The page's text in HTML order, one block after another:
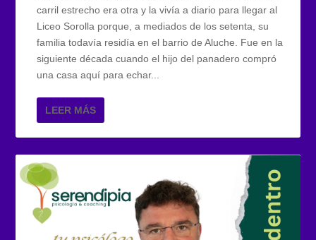
carril estrecho era otra y la vivía a diario para llegar al
Liceo Sorolla porque, a mediados de los setenta, su
familia todavía residía en el barrio de Aluche. Fue en la
siguiente década cuando el hijo del panadero compró
una casa aquí para echar...
LEER MÁS